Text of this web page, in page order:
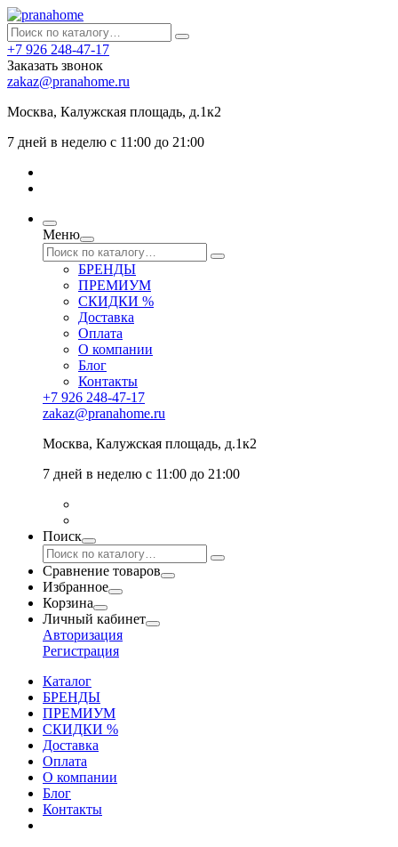
+7 926 248-47-17
Заказать звонок
zakaz@pranahome.ru
Москва, Калужская площадь, д.1к2
7 дней в неделю с 11:00 до 21:00
Меню
БРЕНДЫ
ПРЕМИУМ
СКИДКИ %
Доставка
Оплата
О компании
Блог
Контакты
+7 926 248-47-17
zakaz@pranahome.ru
Москва, Калужская площадь, д.1к2
7 дней в неделю с 11:00 до 21:00
Поиск
Сравнение товаров
Избранное
Корзина
Личный кабинет
Авторизация
Регистрация
Каталог
БРЕНДЫ
ПРЕМИУМ
СКИДКИ %
Доставка
Оплата
О компании
Блог
Контакты